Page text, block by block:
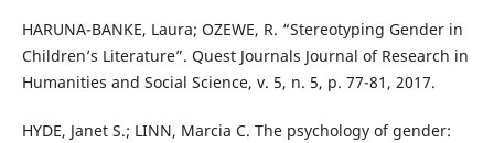
HARUNA-BANKE, Laura; OZEWE, R. “Stereotyping Gender in
Children’s Literature”. Quest Journals Journal of Research in
Humanities and Social Science, v. 5, n. 5, p. 77-81, 2017.
HYDE, Janet S.; LINN, Marcia C. The psychology of gender: